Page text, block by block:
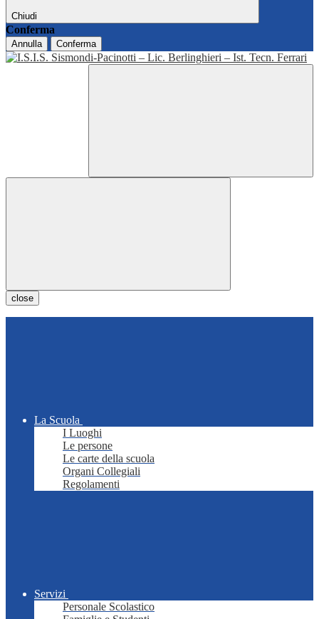
Chiudi
Conferma
Annulla Conferma
close
La Scuola
I Luoghi
Le persone
Le carte della scuola
Organi Collegiali
Regolamenti
Servizi
Personale Scolastico